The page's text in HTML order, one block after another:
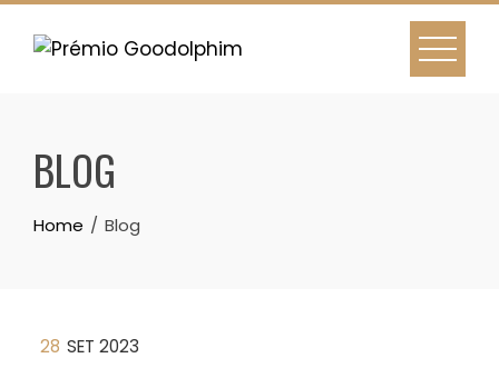
Skip
BLOG
Home Blog
28 SET 2023